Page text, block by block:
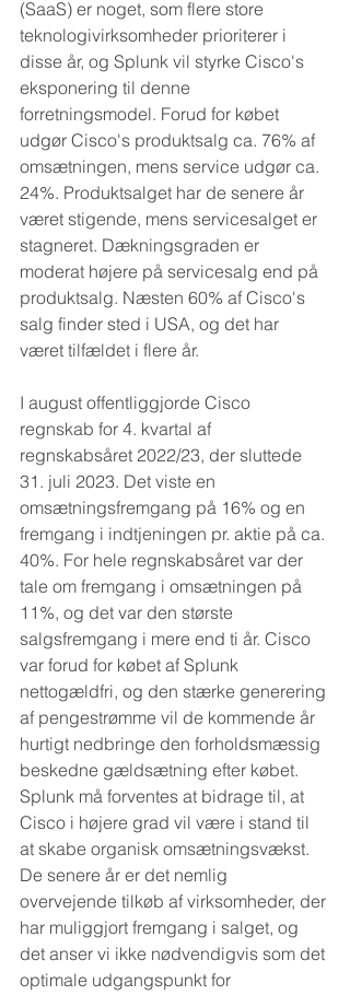
(SaaS) er noget, som flere store
teknologivirksomheder prioriterer i
disse år, og Splunk vil styrke Cisco's
eksponering til denne
forretningsmodel. Forud for købet
udgør Cisco's produktsalg ca. 76% af
omsætningen, mens service udgør ca.
24%. Produktsalget har de senere år
været stigende, mens servicesalget er
stagneret. Dækningsgraden er
moderat højere på servicesalg end på
produktsalg. Næsten 60% af Cisco's
salg finder sted i USA, og det har
været tilfældet i flere år.
I august offentliggjorde Cisco
regnskab for 4. kvartal af
regnskabsåret 2022/23, der sluttede
31. juli 2023. Det viste en
omsætningsfremgang på 16% og en
fremgang i indtjeningen pr. aktie på ca.
40%. For hele regnskabsåret var der
tale om fremgang i omsætningen på
11%, og det var den største
salgsfremgang i mere end ti år. Cisco
var forud for købet af Splunk
nettogældfri, og den stærke generering
af pengestrømme vil de kommende år
hurtigt nedbringe den forholdsmæssig
beskedne gældsætning efter købet.
Splunk må forventes at bidrage til, at
Cisco i højere grad vil være i stand til
at skabe organisk omsætningsvækst.
De senere år er det nemlig
overvejende tilkøb af virksomheder, der
har muliggjort fremgang i salget, og
det anser vi ikke nødvendigvis som det
optimale udgangspunkt for